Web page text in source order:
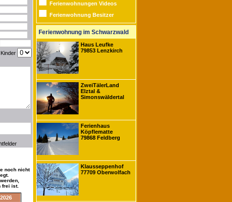
Kinder
noch nicht
frei ist.
Ferienwohnungen Videos
Ferienwohnung Besitzer
Ferienwohnung im Schwarzwald
Haus Leufke
79853 Lenzkirch
ZweiTälerLand
Elztal &
Simonswäldertal
Ferienhaus
Köpflematte
79868 Feldberg
Klausseppenhof
77709 Oberwolfach